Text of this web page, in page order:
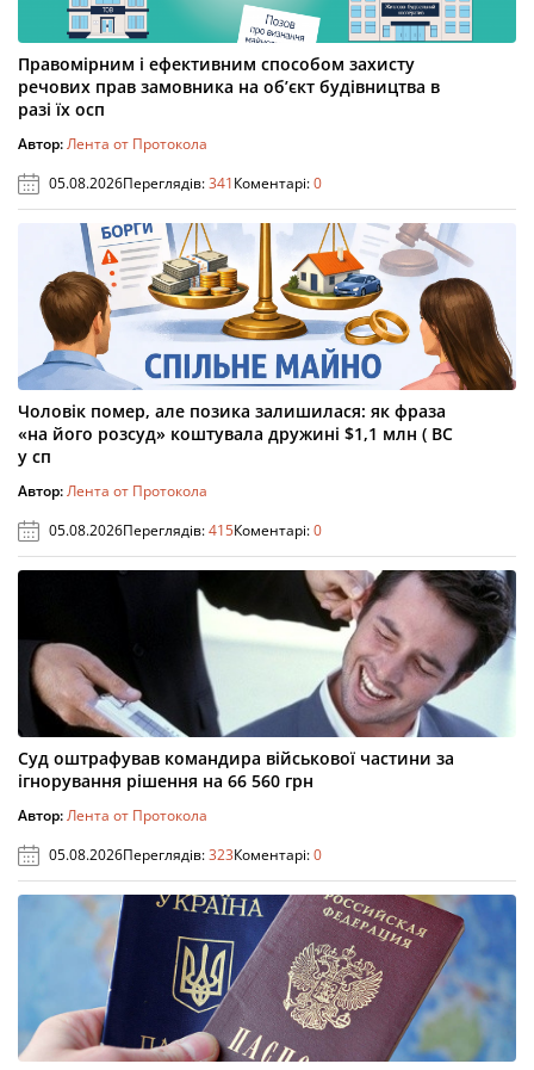
Правомірним і ефективним способом захисту
речових прав замовника на об’єкт будівництва в
разі їх осп
Автор:Лента от Протокола
05.08.2026Переглядів:341Коментарі:0
Чоловік помер, але позика залишилася: як фраза
«на його розсуд» коштувала дружині $1,1 млн ( ВС
у сп
Автор:Лента от Протокола
05.08.2026Переглядів:415Коментарі:0
Суд оштрафував командира військової частини за
ігнорування рішення на 66 560 грн
Автор:Лента от Протокола
05.08.2026Переглядів:323Коментарі:0